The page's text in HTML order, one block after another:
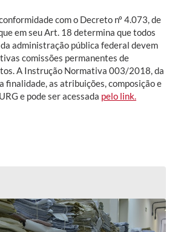
com o Decreto nº 4.073, de
em seu Art. 18 determina que todos
administração pública federal devem
comissões permanentes de
A Instrução Normativa 003/2018, da
finalidade, as atribuições, composição e
e pode ser acessada pelo link.